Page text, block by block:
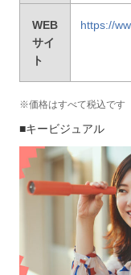
WEB
サイ
ト
https://
※価格はすべて税込です
■キービジュアル